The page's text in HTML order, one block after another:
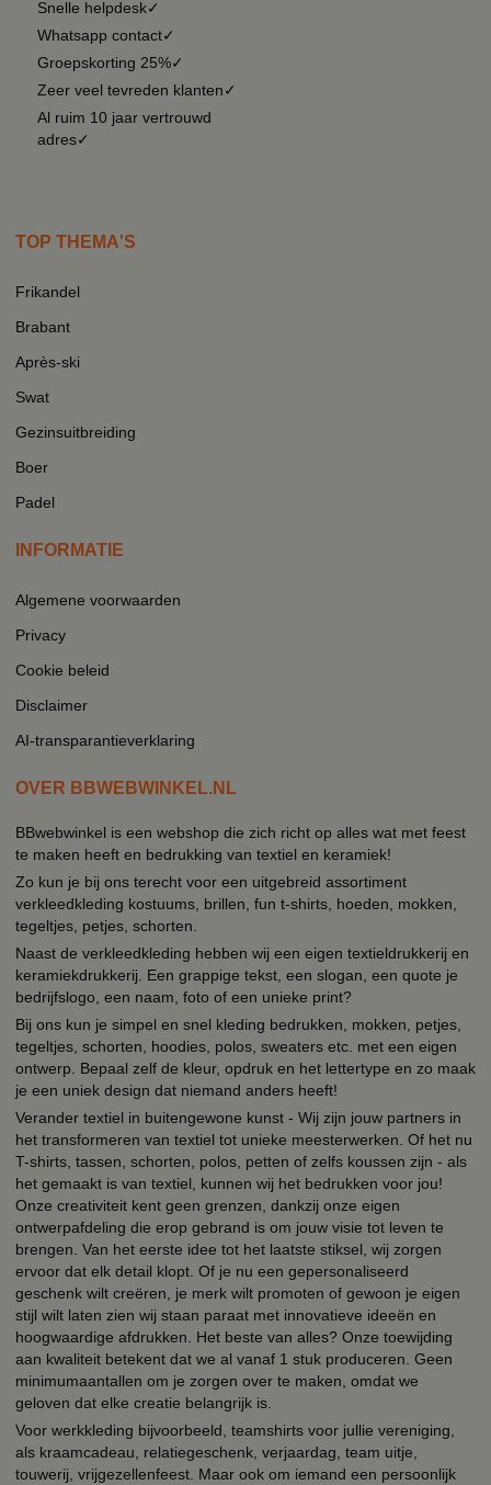
Snelle helpdesk✓
Whatsapp contact✓
Groepskorting 25%✓
Zeer veel tevreden klanten✓
Al ruim 10 jaar vertrouwd
adres✓
TOP THEMA'S
Frikandel
Brabant
Après-ski
Swat
Gezinsuitbreiding
Boer
Padel
INFORMATIE
Algemene voorwaarden
Privacy
Cookie beleid
Disclaimer
AI-transparantieverklaring
OVER BBWEBWINKEL.NL
BBwebwinkel is een webshop die zich richt op alles wat met feest
te maken heeft en bedrukking van textiel en keramiek!
Zo kun je bij ons terecht voor een uitgebreid assortiment
verkleedkleding kostuums, brillen, fun t-shirts, hoeden, mokken,
tegeltjes, petjes, schorten.
Naast de verkleedkleding hebben wij een eigen textieldrukkerij en
keramiekdrukkerij. Een grappige tekst, een slogan, een quote je
bedrijfslogo, een naam, foto of een unieke print?
Bij ons kun je simpel en snel kleding bedrukken, mokken, petjes,
tegeltjes, schorten, hoodies, polos, sweaters etc. met een eigen
ontwerp. Bepaal zelf de kleur, opdruk en het lettertype en zo maak
je een uniek design dat niemand anders heeft!
Verander textiel in buitengewone kunst - Wij zijn jouw partners in
het transformeren van textiel tot unieke meesterwerken. Of het nu
T-shirts, tassen, schorten, polos, petten of zelfs koussen zijn - als
het gemaakt is van textiel, kunnen wij het bedrukken voor jou!
Onze creativiteit kent geen grenzen, dankzij onze eigen
ontwerpafdeling die erop gebrand is om jouw visie tot leven te
brengen. Van het eerste idee tot het laatste stiksel, wij zorgen
ervoor dat elk detail klopt. Of je nu een gepersonaliseerd
geschenk wilt creëren, je merk wilt promoten of gewoon je eigen
stijl wilt laten zien wij staan paraat met innovatieve ideeën en
hoogwaardige afdrukken. Het beste van alles? Onze toewijding
aan kwaliteit betekent dat we al vanaf 1 stuk produceren. Geen
minimumaantallen om je zorgen over te maken, omdat we
geloven dat elke creatie belangrijk is.
Voor werkkleding bijvoorbeeld, teamshirts voor jullie vereniging,
als kraamcadeau, relatiegeschenk, verjaardag, team uitje,
touwerij, vrijgezellenfeest. Maar ook om iemand een persoonlijk